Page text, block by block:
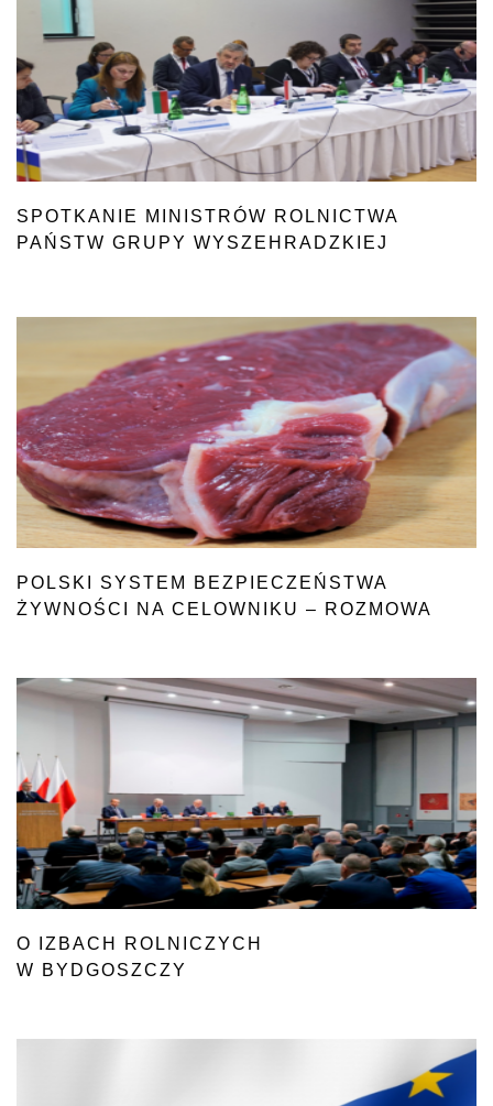
SPOTKANIE MINISTRÓW ROLNICTWA
PAŃSTW GRUPY WYSZEHRADZKIEJ
POLSKI SYSTEM BEZPIECZEŃSTWA
ŻYWNOŚCI NA CELOWNIKU – ROZMOWA
O IZBACH ROLNICZYCH
W BYDGOSZCZY